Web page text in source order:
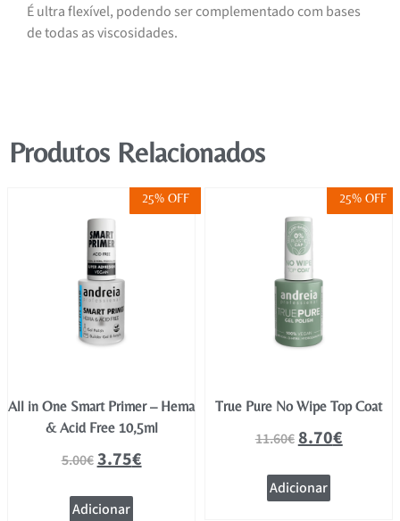
É ultra flexível, podendo ser complementado com bases
de todas as viscosidades.
Produtos Relacionados
25% OFF
All in One Smart Primer – Hema
& Acid Free 10,5ml
5.00€3.75€
Adicionar
25% OFF
True Pure No Wipe Top Coat
11.60€8.70€
Adicionar